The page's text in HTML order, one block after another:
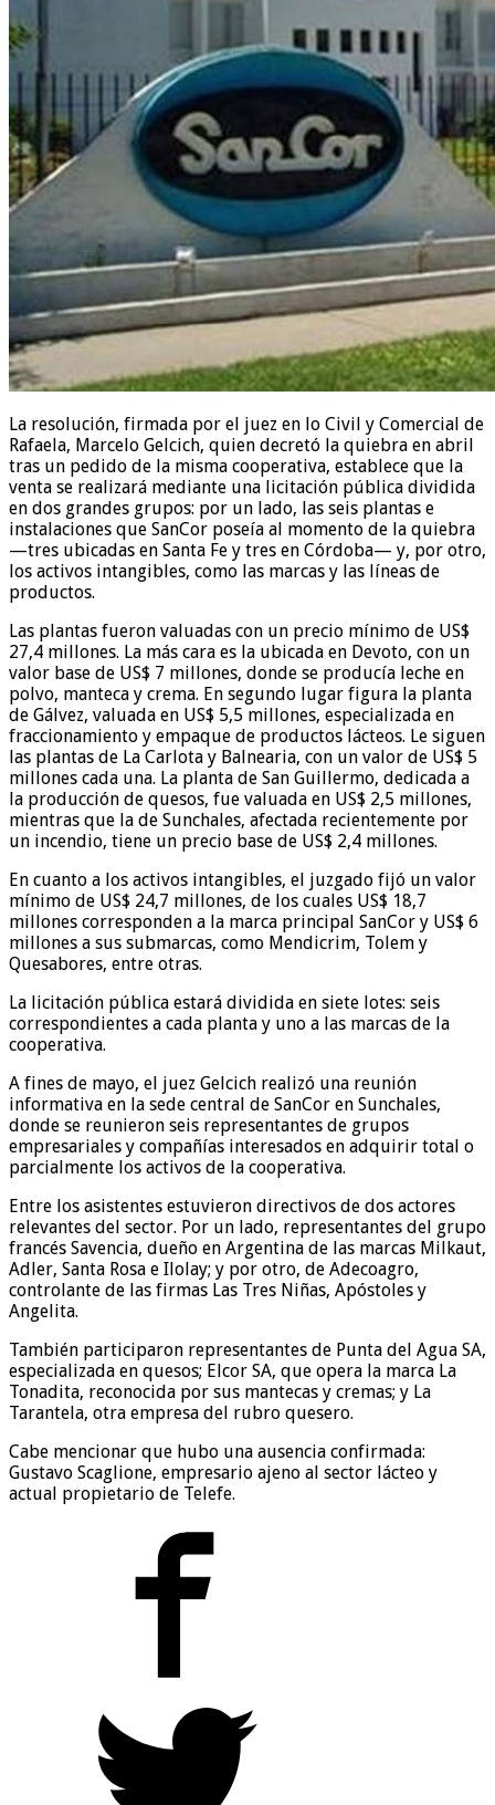
La resolución, firmada por el juez en lo Civil y Comercial de
Rafaela, Marcelo Gelcich, quien decretó la quiebra en abril
tras un pedido de la misma cooperativa, establece que la
venta se realizará mediante una licitación pública dividida
en dos grandes grupos: por un lado, las seis plantas e
instalaciones que SanCor poseía al momento de la quiebra
—tres ubicadas en Santa Fe y tres en Córdoba— y, por otro,
los activos intangibles, como las marcas y las líneas de
productos.
Las plantas fueron valuadas con un precio mínimo de US$
27,4 millones. La más cara es la ubicada en Devoto, con un
valor base de US$ 7 millones, donde se producía leche en
polvo, manteca y crema. En segundo lugar figura la planta
de Gálvez, valuada en US$ 5,5 millones, especializada en
fraccionamiento y empaque de productos lácteos. Le siguen
las plantas de La Carlota y Balnearia, con un valor de US$ 5
millones cada una. La planta de San Guillermo, dedicada a
la producción de quesos, fue valuada en US$ 2,5 millones,
mientras que la de Sunchales, afectada recientemente por
un incendio, tiene un precio base de US$ 2,4 millones.
En cuanto a los activos intangibles, el juzgado fijó un valor
mínimo de US$ 24,7 millones, de los cuales US$ 18,7
millones corresponden a la marca principal SanCor y US$ 6
millones a sus submarcas, como Mendicrim, Tolem y
Quesabores, entre otras.
La licitación pública estará dividida en siete lotes: seis
correspondientes a cada planta y uno a las marcas de la
cooperativa.
A fines de mayo, el juez Gelcich realizó una reunión
informativa en la sede central de SanCor en Sunchales,
donde se reunieron seis representantes de grupos
empresariales y compañías interesados en adquirir total o
parcialmente los activos de la cooperativa.
Entre los asistentes estuvieron directivos de dos actores
relevantes del sector. Por un lado, representantes del grupo
francés Savencia, dueño en Argentina de las marcas Milkaut,
Adler, Santa Rosa e Ilolay; y por otro, de Adecoagro,
controlante de las firmas Las Tres Niñas, Apóstoles y
Angelita.
También participaron representantes de Punta del Agua SA,
especializada en quesos; Elcor SA, que opera la marca La
Tonadita, reconocida por sus mantecas y cremas; y La
Tarantela, otra empresa del rubro quesero.
Cabe mencionar que hubo una ausencia confirmada:
Gustavo Scaglione, empresario ajeno al sector lácteo y
actual propietario de Telefe.